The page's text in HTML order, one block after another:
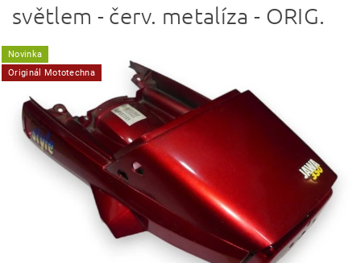
světlem - červ. metalíza - ORIG.
Novinka
Originál Mototechna